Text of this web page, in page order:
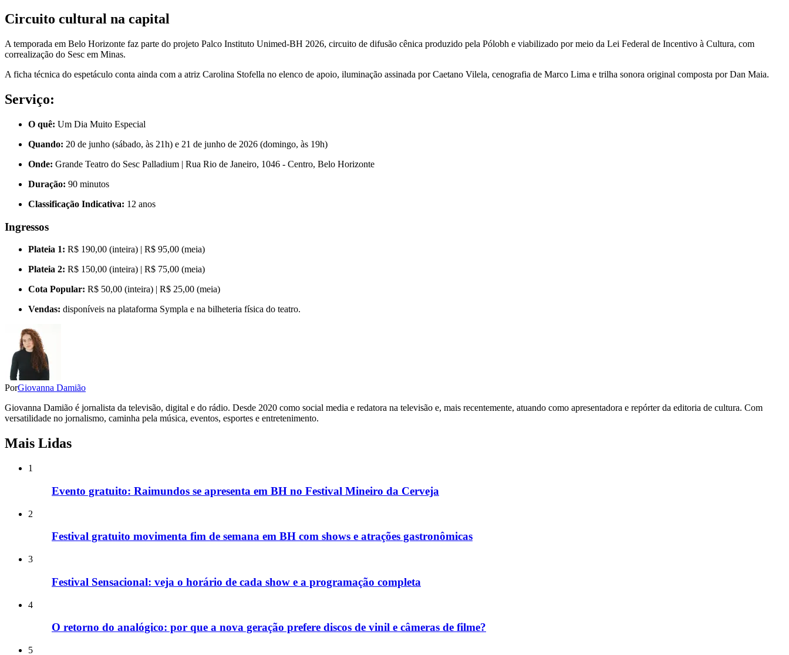
Circuito cultural na capital
A temporada em Belo Horizonte faz parte do projeto Palco Instituto Unimed-BH 2026, circuito de difusão cênica produzido pela Pólobh e viabilizado por meio da Lei Federal de Incentivo à Cultura, com
correalização do Sesc em Minas.
A ficha técnica do espetáculo conta ainda com a atriz Carolina Stofella no elenco de apoio, iluminação assinada por Caetano Vilela, cenografia de Marco Lima e trilha sonora original composta por Dan Maia.
Serviço:
O quê: Um Dia Muito Especial
Quando: 20 de junho (sábado, às 21h) e 21 de junho de 2026 (domingo, às 19h)
Onde: Grande Teatro do Sesc Palladium | Rua Rio de Janeiro, 1046 - Centro, Belo Horizonte
Duração: 90 minutos
Classificação Indicativa: 12 anos
Ingressos
Plateia 1: R$ 190,00 (inteira) | R$ 95,00 (meia)
Plateia 2: R$ 150,00 (inteira) | R$ 75,00 (meia)
Cota Popular: R$ 50,00 (inteira) | R$ 25,00 (meia)
Vendas: disponíveis na plataforma Sympla e na bilheteria física do teatro.
PorGiovanna Damião
Giovanna Damião é jornalista da televisão, digital e do rádio. Desde 2020 como social media e redatora na televisão e, mais recentemente, atuando como apresentadora e repórter da editoria de cultura. Com
versatilidade no jornalismo, caminha pela música, eventos, esportes e entretenimento.
Mais Lidas
1
Evento gratuito: Raimundos se apresenta em BH no Festival Mineiro da Cerveja
2
Festival gratuito movimenta fim de semana em BH com shows e atrações gastronômicas
3
Festival Sensacional: veja o horário de cada show e a programação completa
4
O retorno do analógico: por que a nova geração prefere discos de vinil e câmeras de filme?
5